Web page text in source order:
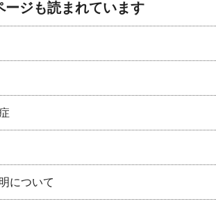
ージも読まれています
について